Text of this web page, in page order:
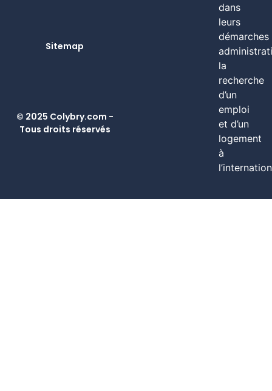
dans
leurs
démarches
la
recherche
d’un
emploi
et d’un
logement
à
Sitemap
© 2025 Colybry.com -
Tous droits réservés